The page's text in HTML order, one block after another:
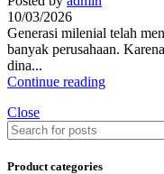
10/03/2026
Generasi milenial telah
banyak perusahaan.
dina...
Continue reading
Close
Product categories